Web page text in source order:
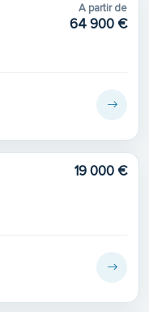
A partir de
64 900 €
19 000 €